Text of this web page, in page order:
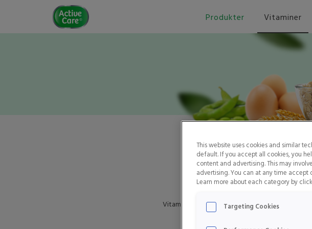
Active
Care
Produkter Vitaminer
Vitamin B8 eller biotin är ett vattenlösligt
This website uses cookies and similar
default. If you accept all cookies, you
content and advertising. This may
advertising. You can at any time
Learn more about each category by
Targeting Cookies